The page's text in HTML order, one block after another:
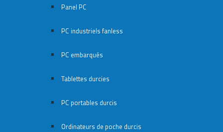
Panel PC
PC industriels fanless
PC embarqués
Tablettes durcies
PC portables durcis
Ordinateurs de poche durcis